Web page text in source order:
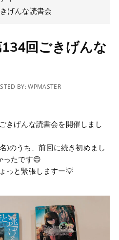
げんな読書会
134回ごきげんな
BY:WPMASTER
きげんな読書会を開催しまし
)のうち、前回に続き初めまし
ったです😊
っと緊張しますー💡